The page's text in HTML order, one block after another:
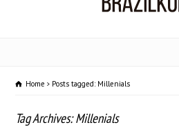
Home Posts tagged: Millenials
Tag Archives: Millenials